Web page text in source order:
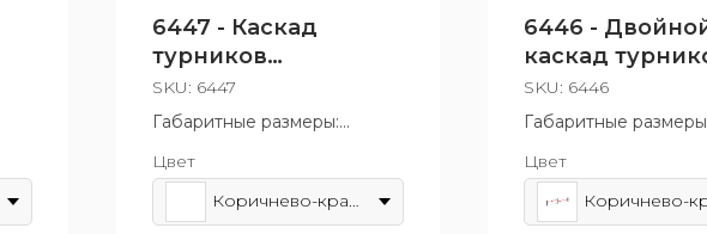
6447 - Каскад
турников
"Треугольник"
SKU: 6447
Габаритные размеры:
Возрастная группа: от 14 лет
Цвет
Коричнево-красный
6446 -
каскад
для отжимания
SKU: 6446
Габаритные
Возрастная группа:
Цвет